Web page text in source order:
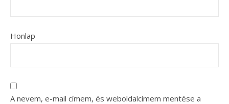
Honlap
A nevem, e-mail címem, és weboldalcímem mentése a